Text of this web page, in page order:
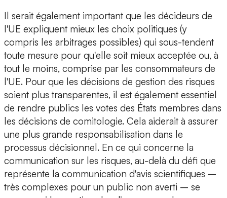
Il serait également important que les décideurs de
l'UE expliquent mieux les choix politiques (y
compris les arbitrages possibles) qui sous-tendent
toute mesure pour qu'elle soit mieux acceptée ou, à
tout le moins, comprise par les consommateurs de
l'UE. Pour que les décisions de gestion des risques
soient plus transparentes, il est également essentiel
de rendre publics les votes des États membres dans
les décisions de comitologie. Cela aiderait à assurer
une plus grande responsabilisation dans le
processus décisionnel. En ce qui concerne la
communication sur les risques, au-delà du défi que
représente la communication d'avis scientifiques –
très complexes pour un public non averti – se